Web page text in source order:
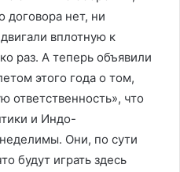
договора нет, ни
вплотную к
раз. А теперь объявили
этого года о том,
ответственность», что
и Индо-
Они, по сути
будут играть здесь